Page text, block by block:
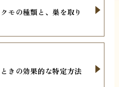
モの種類と、巣を取り
きの効果的な特定方法